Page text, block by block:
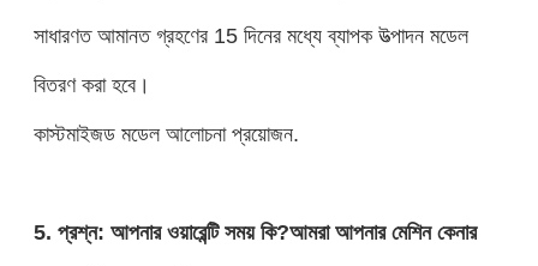
সাধারণত আমানত গ্রহণের 15 দিনের মধ্যে ব্যাপক উত্পাদন মডেল
বিতরণ করা হবে।
কাস্টমাইজড মডেল আলোচনা প্রয়োজন.
5. প্রশ্ন: আপনার ওয়ারেন্টি সময় কি?আমরা আপনার মেশিন কেনার